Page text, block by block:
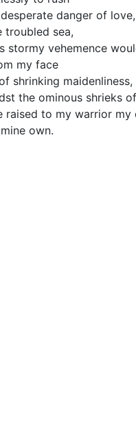
danger of love,
troubled sea,
stormy vehemence
my face
shrinking maidenliness,
the ominous shrieks
raised to my warrior my
own.